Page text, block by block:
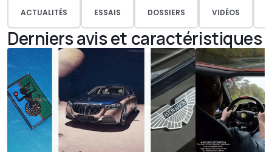
ACTUALITÉS ESSAIS DOSSIERS VIDÉOS
Derniers avis et caractéristiques